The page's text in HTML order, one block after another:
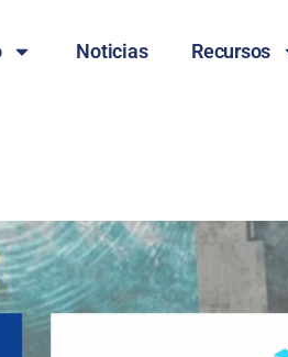
Noticias Recursos